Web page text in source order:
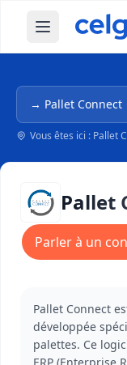
Ouvrir le
Navigation dans
Vous êtes ici : Pallet
Pallet
Parler à un
Pallet Connect
développée
palettes. Ce